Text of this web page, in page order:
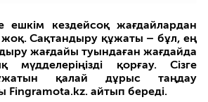
ешкім кездейсоқ жағдайлардан
Сақтандыру құжаты – бұл, ең
жағдайы туындаған жағдайда
мүдделеріңізді қорғау. Сізге
қалай дұрыс таңдау
Fingramota.kz. айтып береді.